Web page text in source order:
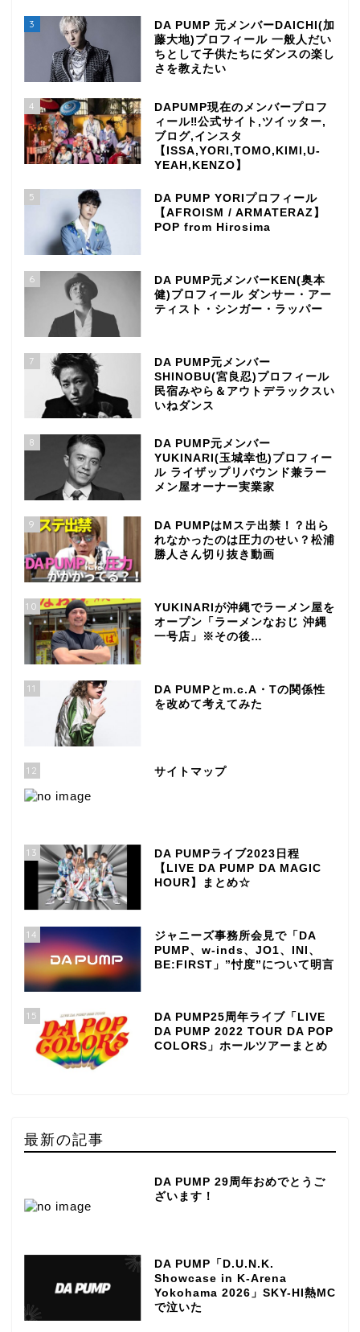
3
DA PUMP 元メンバーDAICHI(加
藤大地)プロフィール 一般人だい
ちとして子供たちにダンスの楽し
さを教えたい
4
DAPUMP現在のメンバープロフ
ィール‼公式サイト,ツイッター,
ブログ,インスタ
【ISSA,YORI,TOMO,KIMI,U-
YEAH,KENZO】
5
DA PUMP YORIプロフィール
【AFROISM / ARMATERAZ】
POP from Hirosima
6
DA PUMP元メンバーKEN(奥本
健)プロフィール ダンサー・アー
ティスト・シンガー・ラッパー
7
DA PUMP元メンバー
SHINOBU(宮良忍)プロフィール
民宿みやら＆アウトデラックスい
いねダンス
8
DA PUMP元メンバー
YUKINARI(玉城幸也)プロフィー
ル ライザップリバウンド兼ラー
メン屋オーナー実業家
9
DA PUMPはMステ出禁！？出ら
れなかったのは圧力のせい？松浦
勝人さん切り抜き動画
10
YUKINARIが沖縄でラーメン屋を
オープン「ラーメンなおじ 沖縄
一号店」※その後…
11
DA PUMPとm.c.A・Tの関係性
を改めて考えてみた
12 サイトマップ
13
DA PUMPライブ2023日程
【LIVE DA PUMP DA MAGIC
HOUR】まとめ☆
14
ジャニーズ事務所会見で「DA
PUMP、w-inds、JO1、INI、
BE:FIRST」”忖度”について明言
15
DA PUMP25周年ライブ「LIVE
DA PUMP 2022 TOUR DA POP
COLORS」ホールツアーまとめ
最新の記事
DA PUMP 29周年おめでとうご
ざいます！
DA PUMP「D.U.N.K.
Showcase in K-Arena
Yokohama 2026」SKY-HI熱MC
で泣いた